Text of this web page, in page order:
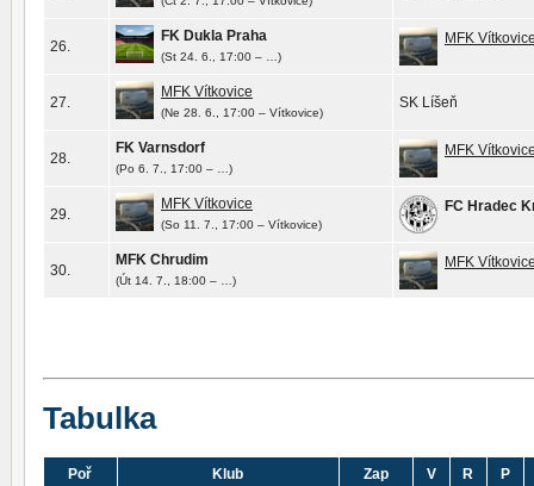
26.
FK Dukla Praha
(St 24. 6., 17:00 – …)
MFK
27.
MFK Vítkovice
(Ne 28. 6., 17:00 – Vítkovice)
SK Líšeň
28.
FK Varnsdorf
(Po 6. 7., 17:00 – …)
MFK
29.
MFK Vítkovice
(So 11. 7., 17:00 – Vítkovice)
FC Hradec
30.
MFK Chrudim
(Út 14. 7., 18:00 – …)
MFK
Tabulka
Poř Klub Zap V R P